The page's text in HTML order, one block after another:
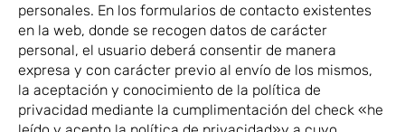
personales. En los formularios de contacto existentes
en la web, donde se recogen datos de carácter
personal, el usuario deberá consentir de manera
expresa y con carácter previo al envío de los mismos,
la aceptación y conocimiento de la política de
privacidad mediante la cumplimentación del check «he